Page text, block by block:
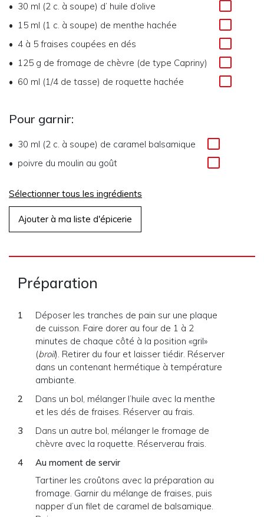
30 ml (2 c. à soupe) d’ huile d’olive
15 ml (1 c. à soupe) de menthe hachée
4 à 5 fraises coupées en dés
125 g de fromage de chèvre (de type Capriny)
60 ml (1/4 de tasse) de roquette hachée
Pour garnir:
30 ml (2 c. à soupe) de caramel balsamique
poivre du moulin au goût
Sélectionner tous les ingrédients
Ajouter à ma liste d'épicerie
Préparation
Déposer les tranches de pain sur une plaque
de cuisson. Faire dorer au four de 1 à 2
minutes de chaque côté à la position «gril»
(broil). Retirer du four et laisser tiédir. Réserver
dans un contenant hermétique à température
ambiante.
Dans un bol, mélanger l’huile avec la menthe
et les dés de fraises. Réserver au frais.
Dans un autre bol, mélanger le fromage de
chèvre avec la roquette. Réserverau frais.
Au moment de servir
Tartiner les croûtons avec la préparation au
fromage. Garnir du mélange de fraises, puis
napper d’un filet de caramel de balsamique.